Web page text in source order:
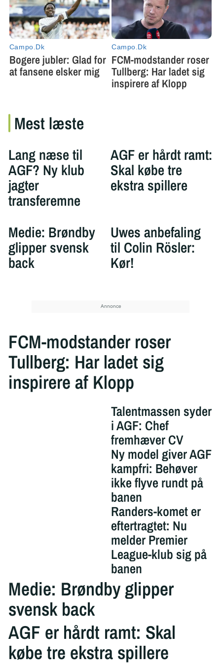
Mest læste
Lang næse til
AGF? Ny klub
jagter
transferemne
AGF er hårdt ramt:
Skal købe tre
ekstra spillere
Medie: Brøndby
glipper svensk
back
Uwes anbefaling
til Colin Rösler:
Kør!
FCM-modstander roser
Tullberg: Har ladet sig
inspirere af Klopp
Talentmassen syder
i AGF: Chef
fremhæver CV
Ny model giver AGF
kampfri: Behøver
ikke flyve rundt på
banen
Randers-komet er
eftertragtet: Nu
melder Premier
League-klub sig på
banen
Medie: Brøndby glipper
svensk back
AGF er hårdt ramt: Skal
købe tre ekstra spillere